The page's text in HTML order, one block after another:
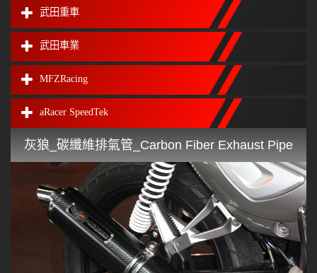
武田重車
武田車業
MFZRacing
aRacer SpeedTek
灰狼_碳纖維排氣管_Carbon Fiber Exhaust Pipe